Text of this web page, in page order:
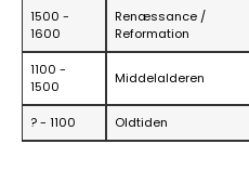
1500 -
1600
Renæssance /
Reformation
1100 -
1500
Middelalderen
? - 1100 Oldtiden